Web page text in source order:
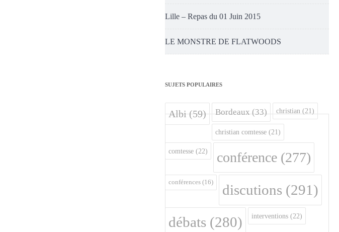
Lille – Repas du 01 Juin 2015
LE MONSTRE DE FLATWOODS
SUJETS POPULAIRES
Albi(59) Bordeaux(33) christian (21)
christian comtesse (21)
comtesse (22) conférence (277)
conférences (16) discutions (291)
débats (280) interventions (22)